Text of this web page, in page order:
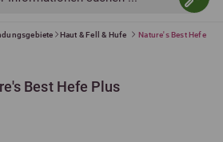
Haut & Fell & Hufe
Nature's Best Hefe
Best Hefe Plus